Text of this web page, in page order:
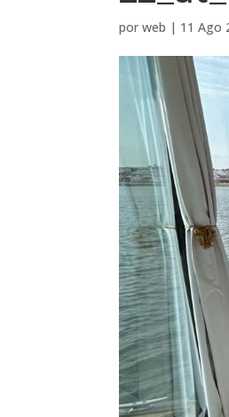
porweb | 11 Ago